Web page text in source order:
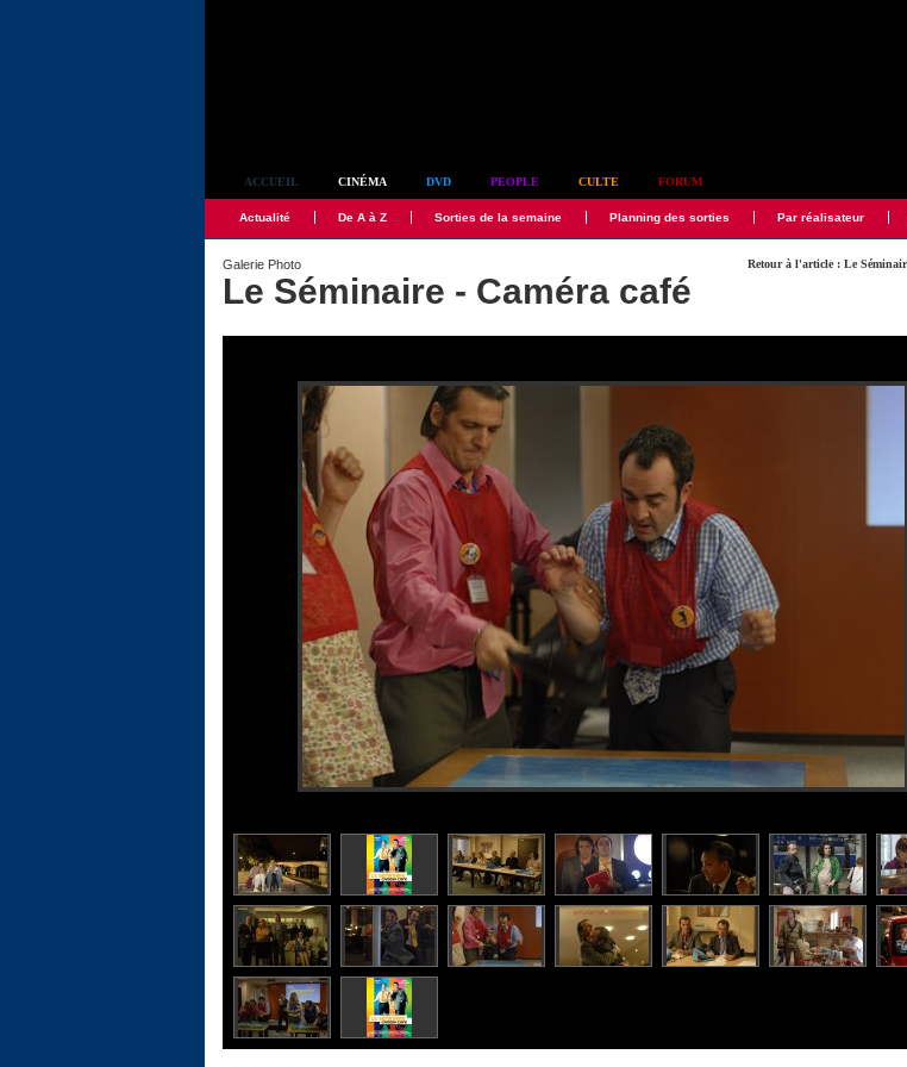
ACCUEIL CINÉMA DVD PEOPLE CULTE FORUM
Actualité De A à Z Sorties de la semaine Planning des sorties Par réalisateur
Retour à l'article : Le
Galerie Photo
Le Séminaire - Caméra café